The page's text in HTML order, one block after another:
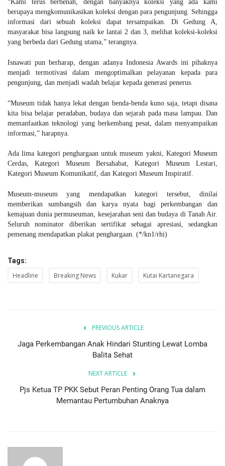
“Kami terus berbenah, dengan banyaknya koleksi yang ada kami
berupaya mengkomunikasikan koleksi dengan para pengunjung. Sehingga
informasi dari sebuah koleksi dapat tersampaikan. Di Gedung A,
masyarakat bisa langsung naik ke lantai 2 dan 3, melihat koleksi-koleksi
yang berbeda dari Gedung utama,” terangnya.
Isnawati pun berharap, dengan adanya Indonesia Awards ini pihaknya
menjadi termotivasi dalam mengoptimalkan pelayanan kepada para
pengunjung, dan menjadi wadah belajar kepada generasi penerus.
“Museum tidak hanya lekat dengan benda-benda kuno saja, tetapi disana
kita bisa belajar peradaban, budaya dan sejarah pada masa lampau. Dan
memanfaatkan teknologi yang berkembang pesat, dalam menyampaikan
informasi,” harapnya.
Ada lima kategori penghargaan untuk museum yakni, Kategori Museum
Cerdas, Kategori Museum Bersahabat, Kategori Museum Lestari,
Kategori Museum Komunikatif, dan Kategori Museum Inspiratif.
Museum-museum yang mendapatkan kategori tersebut, dinilai
memberikan sumbangsih dan karya nyata bagi perkembangan dan
kemajuan dunia permuseuman, kesejarahan seni dan budaya di Tanah Air.
Seluruh nominator diberikan sertifikat sebagai apresiasi, sedangkan
pemenang mendapatkan plakat penghargaan. (*/kn1/rhi)
Tags:
Headline Breaking News Kukar Kutai Kartanegara
PREVIOUS ARTICLE
Jaga Perkembangan Anak Hindari Stunting Lewat Lomba
Balita Sehat
NEXT ARTICLE
Pjs Ketua TP PKK Sebut Peran Penting Orang Tua dalam
Memantau Pertumbuhan Anaknya